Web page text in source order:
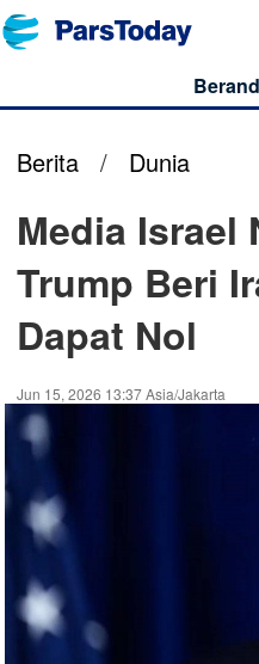
Berita / Dunia
Media Israel
Trump Beri
Dapat Nol
Jun 15, 2026 13:37 Asia/Jakarta